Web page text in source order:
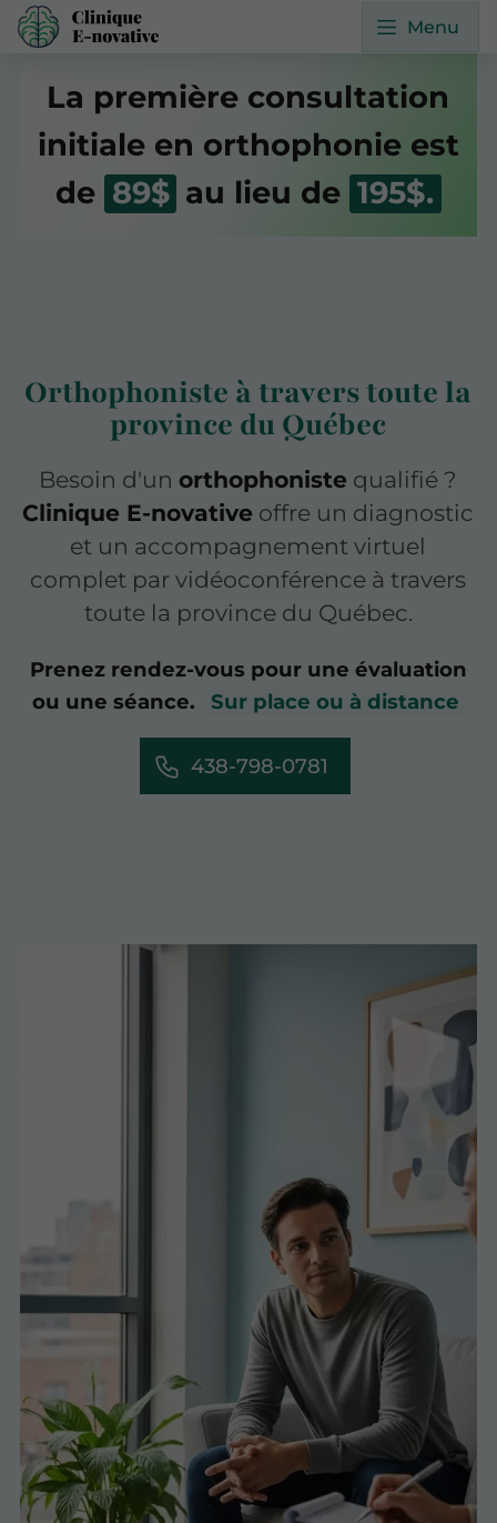
Menu
La première consultation
initiale en orthophonie est
de 89$ au lieu de 195$.
Orthophoniste à travers toute la
province du Québec
Besoin d'unorthophoniste qualifié ?
Clinique E-novative offre un diagnostic
et un accompagnement virtuel
complet par vidéoconférence à travers
toute la province du Québec.
Prenez rendez-vous pour une évaluation
ou une séance.
Sur place ou à distance
438-798-0781